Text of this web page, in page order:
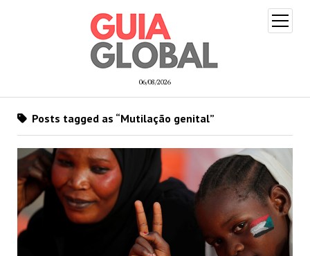
06/08/2026
open
menu
Posts tagged as “Mutilação genital”